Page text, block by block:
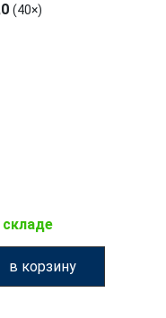
(40×)
складе
в корзину